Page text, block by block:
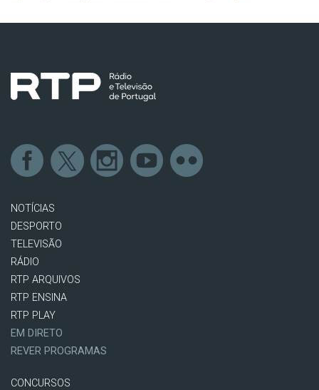
NOTÍCIAS
DESPORTO
TELEVISÃO
RÁDIO
RTP ARQUIVOS
RTP ENSINA
RTP PLAY
EM DIRETO
REVER PROGRAMAS
CONCURSOS